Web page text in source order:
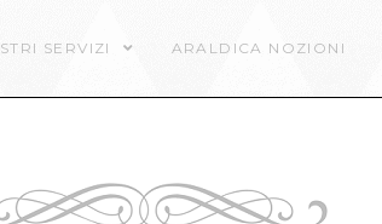
SERVIZI ARALDICA NOZIONI